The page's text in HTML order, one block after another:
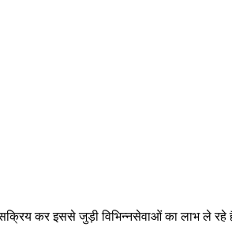
कर इससे जुड़ी विभिन्नसेवाओं का लाभ ले रहे